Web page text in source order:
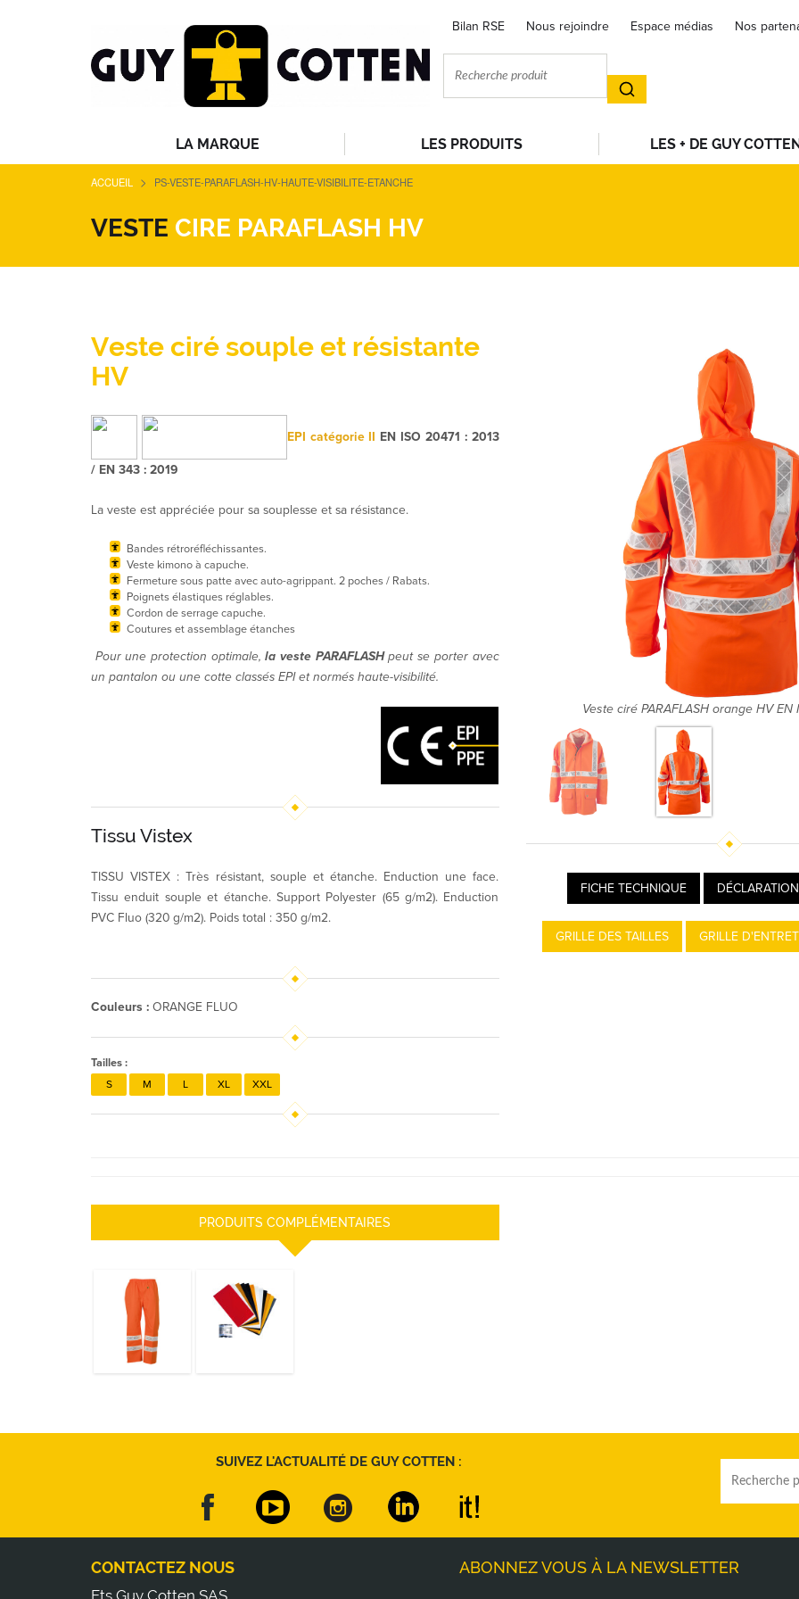
Bilan RSE Nous rejoindre Espace médias Nos
LA MARQUE LES PRODUITS LES + DE GUY
ACCUEIL > PS-VESTE-PARAFLASH-HV-HAUTE-VISIBILITE-ETANCHE
VESTE CIRE PARAFLASH HV
Veste ciré souple et résistante
HV
EPI catégorie II EN ISO 20471 : 2013
/ EN 343 : 2019
La veste est appréciée pour sa souplesse et sa résistance.
Bandes rétroréfléchissantes.
Veste kimono à capuche.
Fermeture sous patte avec auto-agrippant. 2 poches / Rabats.
Poignets élastiques réglables.
Cordon de serrage capuche.
Coutures et assemblage étanches
Pour une protection optimale,la veste PARAFLASHpeut se porter avec
un pantalon ou une cotte classés EPI et normés haute-visibilité.
Tissu Vistex
TISSU VISTEX : Très résistant, souple et étanche. Enduction une face.
Tissu enduit souple et étanche. Support Polyester (65 g/m2). Enduction
PVC Fluo (320 g/m2). Poids total : 350 g/m2.
Couleurs : ORANGE FLUO
Tailles :
S M L XL XXL
Veste ciré PARAFLASH orange HV EN ISO 20471 Veste ciré PARAFLASH orange HV EN
FICHE TECHNIQUE
GRILLE DES TAILLES GRILLE
PRODUITS COMPLÉMENTAIRES
PANTALON
POULFLASH HV
DÉCOUVRIR
NÉCESSAIRE DE
REPARATION
SUIVEZ L'ACTUALITÉ DE GUY COTTEN :
CONTACTEZ NOUS ABONNEZ VOUS À LA NEWSLETTER